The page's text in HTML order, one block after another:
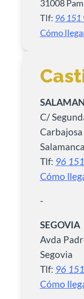
31008
Tlf: 96 151
Cómo
C/
Tlf: 96
Cómo
-
SEGOVIA
Avda
Segovia
Tlf: 96
Cómo